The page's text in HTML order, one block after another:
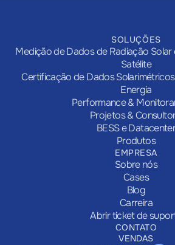
SOLUÇÕES
Medição de Dados de Radiação Solar
Satélite
Certificação de Dados
Energia
Performance &
Projetos &
BESS e
Produtos
EMPRESA
Sobre nós
Cases
Blog
Carreira
Abrir ticket de
CONTATO
VENDAS